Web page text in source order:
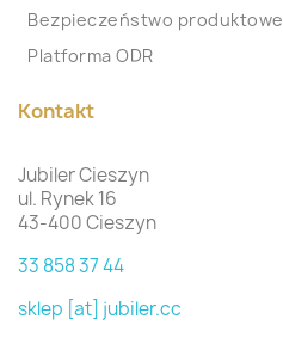
Bezpieczeństwo produktowe
Platforma ODR
Kontakt
Jubiler Cieszyn
ul. Rynek 16
43-400 Cieszyn
33 858 37 44
sklep [at] jubiler.cc